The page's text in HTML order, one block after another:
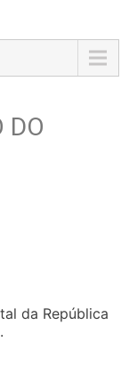
DO
da República